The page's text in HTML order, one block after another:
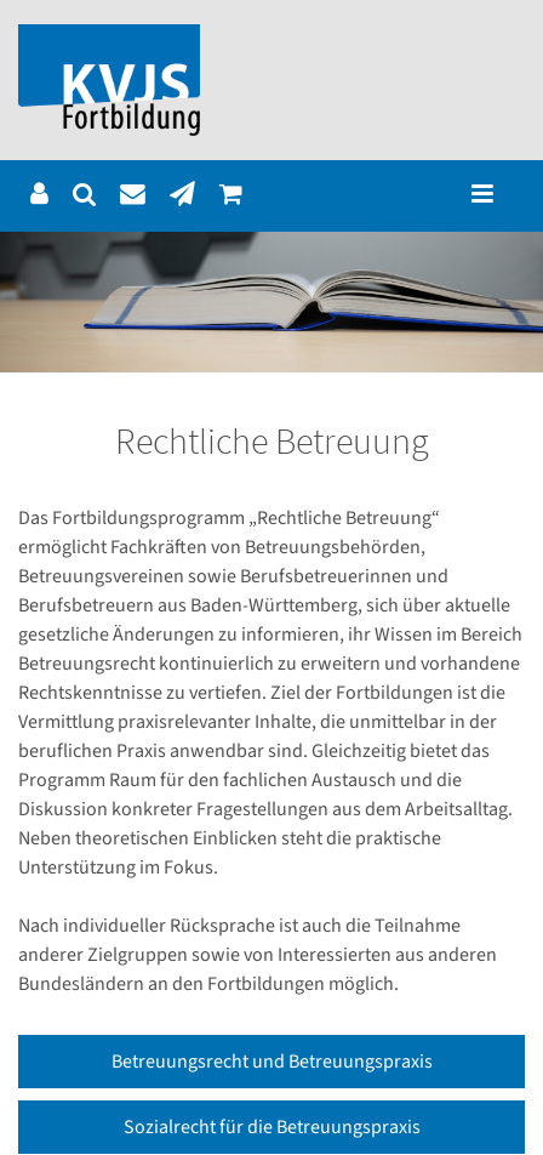
Rechtliche Betreuung
Das Fortbildungsprogramm „Rechtliche Betreuung“
ermöglicht Fachkräften von Betreuungsbehörden,
Betreuungsvereinen sowie Berufsbetreuerinnen und
Berufsbetreuern aus Baden-Württemberg, sich über aktuelle
gesetzliche Änderungen zu informieren, ihr Wissen im Bereich
Betreuungsrecht kontinuierlich zu erweitern und vorhandene
Rechtskenntnisse zu vertiefen. Ziel der Fortbildungen ist die
Vermittlung praxisrelevanter Inhalte, die unmittelbar in der
beruflichen Praxis anwendbar sind. Gleichzeitig bietet das
Programm Raum für den fachlichen Austausch und die
Diskussion konkreter Fragestellungen aus dem Arbeitsalltag.
Neben theoretischen Einblicken steht die praktische
Unterstützung im Fokus.
Nach individueller Rücksprache ist auch die Teilnahme
anderer Zielgruppen sowie von Interessierten aus anderen
Bundesländern an den Fortbildungen möglich.
Betreuungsrecht und Betreuungspraxis
Sozialrecht für die Betreuungspraxis